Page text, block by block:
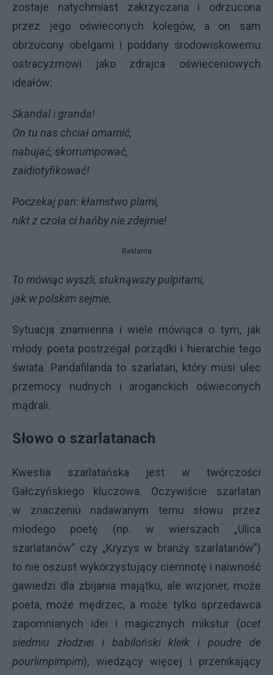
zostaje natychmiast zakrzyczana i odrzucona
przez jego oświeconych kolegów, a on sam
obrzucony obelgami i poddany środowiskowemu
ostracyzmowi jako zdrajca oświeceniowych
ideałów:
Skandal i granda!
On tu nas chciał omamić,
nabujać, skorrumpować,
zaidiotyfikować!
Poczekaj pan: kłamstwo plami,
nikt z czoła ci hańby nie zdejmie!
Reklama
To mówiąc wyszli, stuknąwszy pulpitami,
jak w polskim sejmie.
Sytuacja znamienna i wiele mówiąca o tym, jak
młody poeta postrzegał porządki i hierarchie tego
świata. Pandafilanda to szarlatan, który musi ulec
przemocy nudnych i aroganckich oświeconych
mądrali.
Słowo o szarlatanach
Kwestia szarlatańska jest w twórczości
Gałczyńskiego kluczowa. Oczywiście szarlatan
w znaczeniu nadawanym temu słowu przez
młodego poetę (np. w wierszach „Ulica
szarlatanów” czy „Kryzys w branży szarlatanów”)
to nie oszust wykorzystujący ciemnotę i naiwność
gawiedzi dla zbijania majątku, ale wizjoner, może
poeta, może mędrzec, a może tylko sprzedawca
zapomnianych idei i magicznych mikstur (ocet
siedmiu złodziei i babiloński kleik i poudre de
pourlimpimpim), wiedzący więcej i przenikający